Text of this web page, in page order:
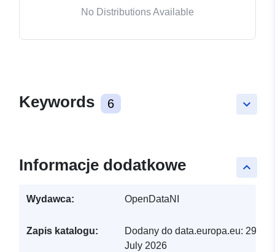
No Distributions Available
keyboard_arrow_down
Keywords 6
keyboard_arrow_up
Informacje dodatkowe
Wydawca: OpenDataNI
Zapis katalogu: Dodany do data.europa.eu: 29
July 2026